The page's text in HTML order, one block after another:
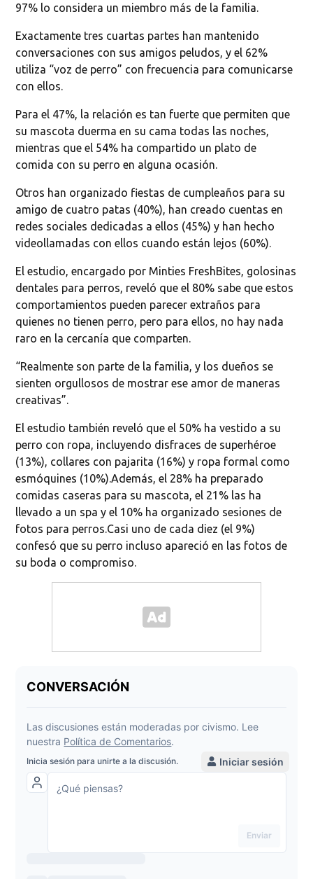
97% lo considera un miembro más de la familia.
Exactamente tres cuartas partes han mantenido
conversaciones con sus amigos peludos, y el 62%
utiliza “voz de perro” con frecuencia para comunicarse
con ellos.
Para el 47%, la relación es tan fuerte que permiten que
su mascota duerma en su cama todas las noches,
mientras que el 54% ha compartido un plato de
comida con su perro en alguna ocasión.
Otros han organizado fiestas de cumpleaños para su
amigo de cuatro patas (40%), han creado cuentas en
redes sociales dedicadas a ellos (45%) y han hecho
videollamadas con ellos cuando están lejos (60%).
El estudio, encargado por Minties FreshBites, golosinas
dentales para perros, reveló que el 80% sabe que estos
comportamientos pueden parecer extraños para
quienes no tienen perro, pero para ellos, no hay nada
raro en la cercanía que comparten.
“Realmente son parte de la familia, y los dueños se
sienten orgullosos de mostrar ese amor de maneras
creativas”.
El estudio también reveló que el 50% ha vestido a su
perro con ropa, incluyendo disfraces de superhéroe
(13%), collares con pajarita (16%) y ropa formal como
esmóquines (10%).Además, el 28% ha preparado
comidas caseras para su mascota, el 21% las ha
llevado a un spa y el 10% ha organizado sesiones de
fotos para perros.Casi uno de cada diez (el 9%)
confesó que su perro incluso apareció en las fotos de
su boda o compromiso.